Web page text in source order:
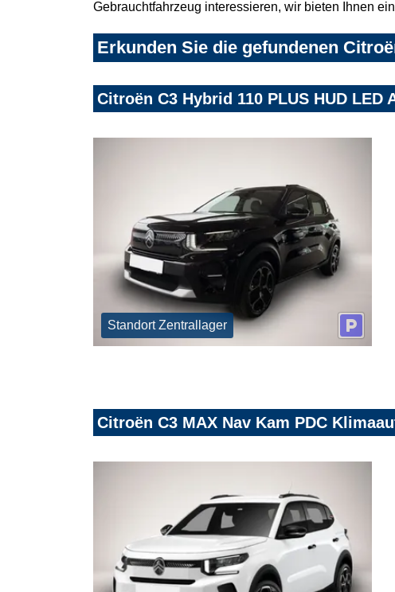
Gebrauchtfahrzeug interessieren, wir bieten Ihnen
Erkunden Sie die gefundenen
Citroën C3 Hybrid 110 PLUS HUD LED
Standort Zentrallager
Citroën C3 MAX Nav Kam PDC